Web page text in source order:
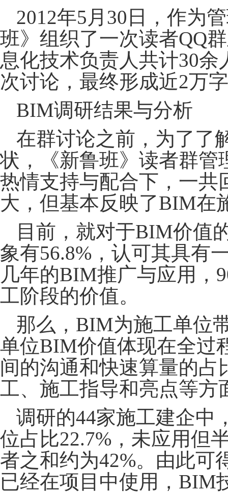
2012年5月30日，作为
班》组织了一次读者QQ
息化技术负责人共计30余
次讨论，最终形成近2万
BIM调研结果与分析
在群讨论之前，为了了
状，《新鲁班》读者群管
热情支持与配合下，一共
大，但基本反映了BIM在
目前，就对于BIM价值
象有56.8%，认可其具有
几年的BIM推广与应用，
工阶段的价值。
那么， BIM为施工单位
单位BIM价值体现在全过
间的沟通和快速算量的占
工、施工指导和亮点等方
调研的44家施工建企中
位占比22.7%，未应用但
者之和约为42%。由此可
已经在项目中使用 ， BIM